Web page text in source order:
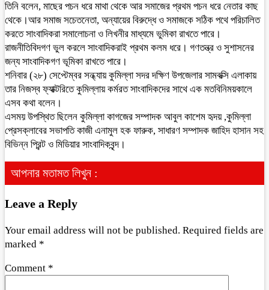
তিনি বলেন, মাছের পচন ধরে মাথা থেকে আর সমাজের প্রথম পচন ধরে নেতার কাছ
থেকে।আর সমাজ সচেতনেতা, অন্যায়ের বিরুদ্ধে ও সমাজকে সঠিক পথে পরিচালিত
করতে সাংবাদিকরা সমালোচনা ও লিখনীর মাধ্যমে ভুমিকা রাখতে পারে।
রাজনীতিবিদগণ ভুল করলে সাংবাদিকরাই প্রথম কলম ধরে। গণতন্ত্র ও সুশাসনের
জন্য সাংবাদিকগণ ভূমিকা রাখতে পারে।
শনিবার (২৮) সেপ্টেম্বর সন্ধ্যায় কুমিল্লা সদর দক্ষিণ উপজেলার সামবক্সি এলাকায়
তার নিজস্ব ফ্যাক্টরিতে কুমিল্লায় কর্মরত সাংবাদিকদের সাথে এক মতবিনিময়কালে
এসব কথা বলেন।
এসময় উপস্থিত ছিলেন কুমিল্লা কাগজের সম্পাদক আবুল কাশেম হৃদয় ,কুমিল্লা
প্রেসক্লাবের সভাপতি কাজী এনামুল হক ফারুক, সাধারণ সম্পাদক জাহিদ হাসান সহ
বিভিন্ন প্রিন্ট ও মিডিয়ার সাংবাদিকবৃন্দ।
আপনার মতামত লিখুন :
Leave a Reply
Your email address will not be published. Required fields are
marked *
Comment *